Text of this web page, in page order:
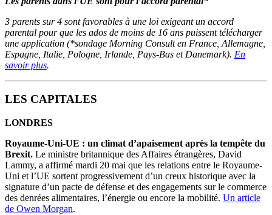
3 parents sur 4 sont favorables à une loi exigeant un accord
parental pour que les ados de moins de 16 ans puissent télécharger
une application (*sondage Morning Consult en France, Allemagne,
Espagne, Italie, Pologne, Irlande, Pays-Bas et Danemark). En
savoir plus.
LES CAPITALES
LONDRES
Royaume-Uni-UE : un climat d’apaisement après la tempête du
Brexit. Le ministre britannique des Affaires étrangères, David
Lammy, a affirmé mardi 20 mai que les relations entre le Royaume-
Uni et l’UE sortent progressivement d’un creux historique avec la
signature d’un pacte de défense et des engagements sur le commerce
des denrées alimentaires, l’énergie ou encore la mobilité. Un article
de Owen Morgan.